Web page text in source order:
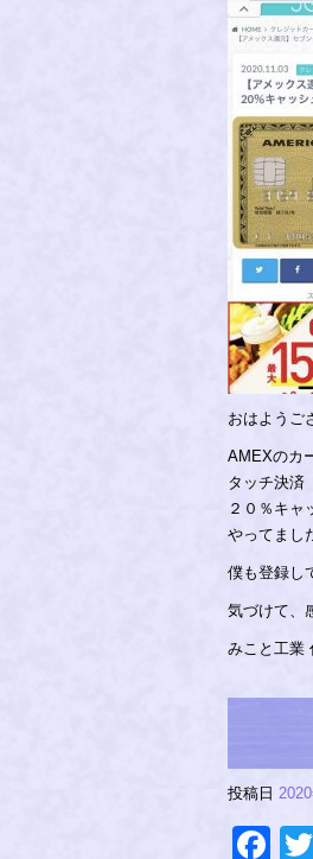
おはようご
AMEXのカ
タッチ決済
２０％キャ
やってまし
僕も登録し
気づけて、
みこと工業
投稿日